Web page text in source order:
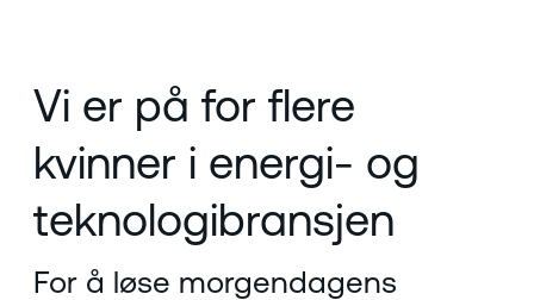
Vi er på for flere
kvinner i energi- og
teknologibransjen
For å løse morgendagens